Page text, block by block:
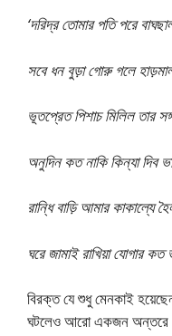
‘দরিদ্র তোমার পতি পরে
সবে ধন বুড়া গোরু গলে
ভূতপ্রেত পিশাচ মিলিল তার
অনুদিন কত নাকি কিন্যা দিব
রান্ধি বাড়ি আমার কাকাল্যে
ঘরে জামাই রাখিয়া যোগার কত
বিরক্ত যে শুধু মেনকাই
ঘটলেও আরো একজন অন্তরে